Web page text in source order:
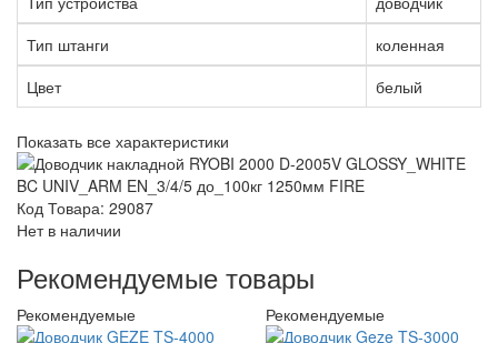
Тип штанги
коленная
Цвет
белый
Показать все характеристики
Код Товара: 29087
Нет в наличии
Рекомендуемые товары
Рекомендуемые Рекомендуемые